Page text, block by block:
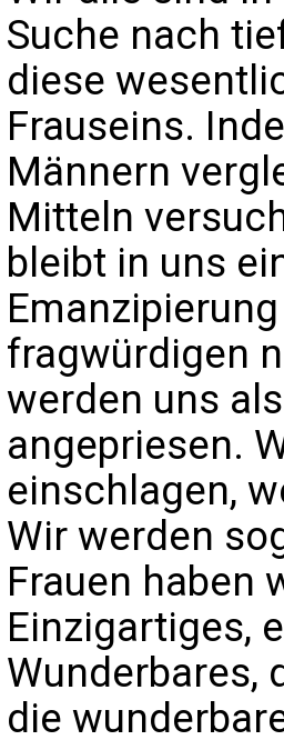
Suche nach
diese
Frauseins.
Männern
Mitteln
bleibt in uns
fragwürdigen
werden uns
angepriesen.
einschlagen,
Wir werden
Frauen haben
Einzigartiges,
Wunderbares,
die